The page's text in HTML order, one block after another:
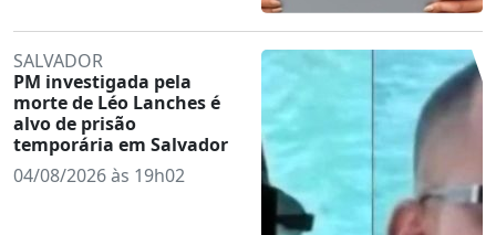
SALVADOR
PM investigada pela
morte de Léo Lanches é
alvo de prisão
temporária em Salvador
04/08/2026 às 19h02